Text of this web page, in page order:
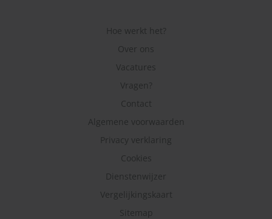
Hoe werkt het?
Over ons
Vacatures
Vragen?
Contact
Algemene voorwaarden
Privacy verklaring
Cookies
Dienstenwijzer
Vergelijkingskaart
Sitemap